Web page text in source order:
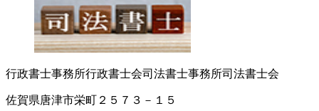
行政書士事務所行政書士会司法書士事務所司法書士会
佐賀県唐津市栄町２５７３－１５